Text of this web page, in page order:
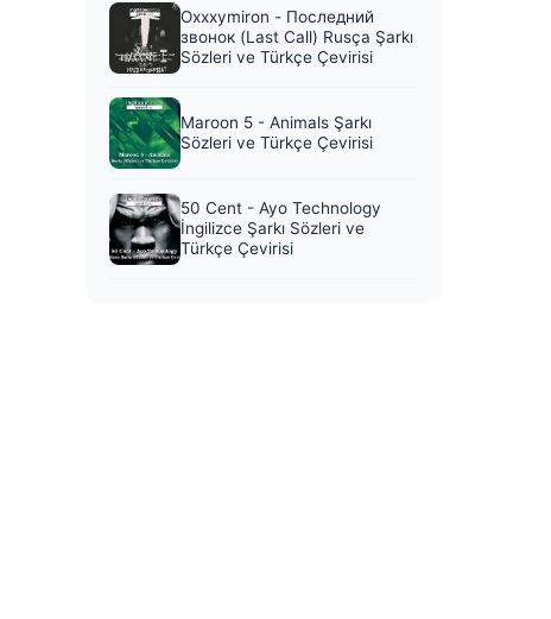
Oxxxymiron - Последний
звонок (Last Call) Rusça Şarkı
Sözleri ve Türkçe Çevirisi
Maroon 5 - Animals Şarkı
Sözleri ve Türkçe Çevirisi
50 Cent - Ayo Technology
İngilizce Şarkı Sözleri ve
Türkçe Çevirisi